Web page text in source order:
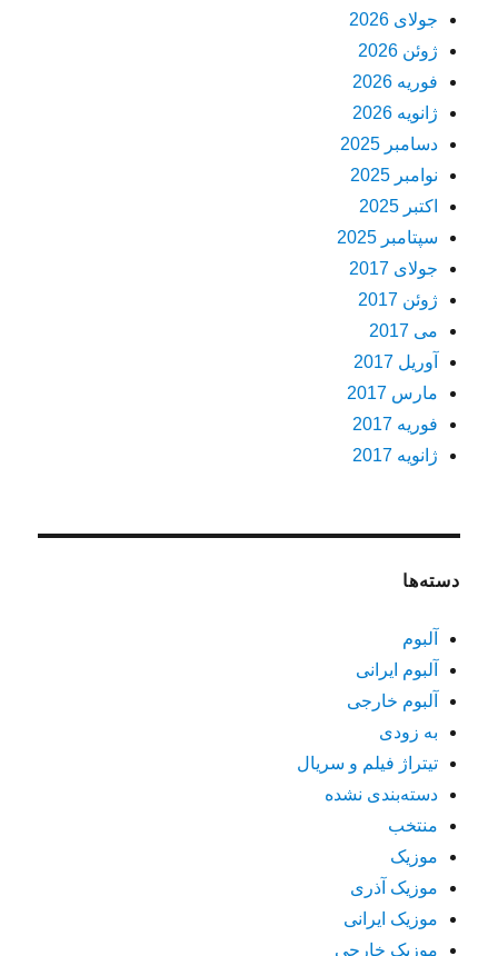
جولای 2026
ژوئن 2026
فوریه 2026
ژانویه 2026
دسامبر 2025
نوامبر 2025
اکتبر 2025
سپتامبر 2025
جولای 2017
ژوئن 2017
می 2017
آوریل 2017
مارس 2017
فوریه 2017
ژانویه 2017
دسته‌ها
آلبوم
آلبوم ایرانی
آلبوم خارجی
به زودی
تیتراژ فیلم و سریال
دسته‌بندی نشده
منتخب
موزیک
موزیک آذری
موزیک ایرانی
موزیک خارجی